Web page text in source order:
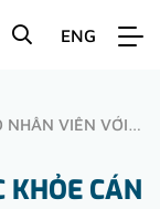
ENG
NHÂN VIÊN VỚI
KHỎE CÁN